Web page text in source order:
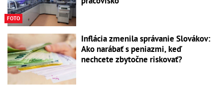
FOTO
Inflácia zmenila správanie Slovákov:
Ako narábať s peniazmi, keď
nechcete zbytočne riskovať?